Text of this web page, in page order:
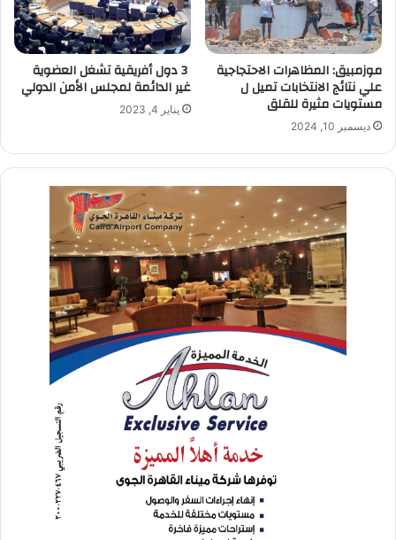
موزمبيق: المظاهرات الاحتجاجية
علي نتائج الانتخابات تميل ل
مستويات مثيرة للقلق
ديسمبر 10, 2024
3 دول أفريقية تشغل العضوية
غير الدائمة لمجلس الأمن الدولي
يناير 4, 2023